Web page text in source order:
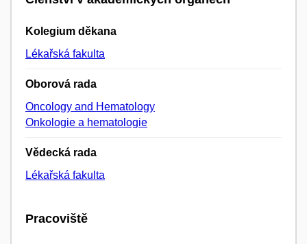
Kolegium děkana
Lékařská fakulta
Oborová rada
Oncology and Hematology
Onkologie a hematologie
Vědecká rada
Lékařská fakulta
Pracoviště